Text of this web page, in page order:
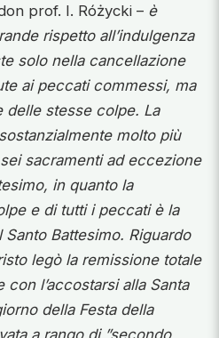
prof. I. Różycki – è
rispetto all’indulgenza
solo nella cancellazione
ai peccati commessi, ma
delle stesse colpe. La
molto più
sacramenti ad eccezione
in quanto la
e di tutti i peccati è la
Battesimo. Riguardo
legò la remissione totale
l’accostarsi alla Santa
della Festa della
a rango di ”secondo